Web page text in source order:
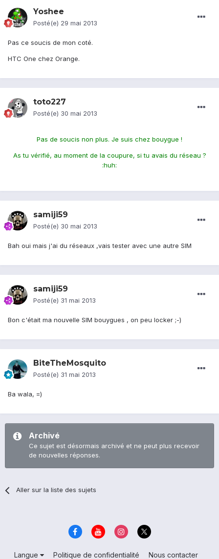
Yoshee
Posté(e) 29 mai 2013
Pas ce soucis de mon coté.
HTC One chez Orange.
toto227
Posté(e) 30 mai 2013
Pas de soucis non plus. Je suis chez bouygue !
As tu vérifié, au moment de la coupure, si tu avais du réseau ?
:huh:
samiji59
Posté(e) 30 mai 2013
Bah oui mais j'ai du réseaux ,vais tester avec une autre SIM
samiji59
Posté(e) 31 mai 2013
Bon c'était ma nouvelle SIM bouygues , on peu locker ;-)
BiteTheMosquito
Posté(e) 31 mai 2013
Ba wala, =)
Archivé
Ce sujet est désormais archivé et ne peut plus recevoir
de nouvelles réponses.
Aller sur la liste des sujets
Langue Politique de confidentialité Nous contacter